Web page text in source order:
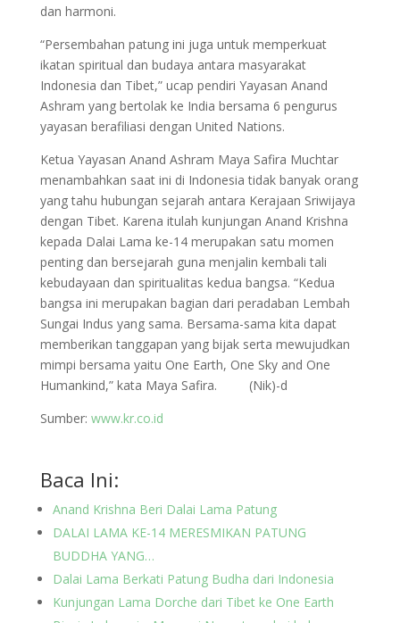
dan harmoni.
“Persembahan patung ini juga untuk memperkuat
ikatan spiritual dan budaya antara masyarakat
Indonesia dan Tibet,” ucap pendiri Yayasan Anand
Ashram yang bertolak ke India bersama 6 pengurus
yayasan berafiliasi dengan United Nations.
Ketua Yayasan Anand Ashram Maya Safira Muchtar
menambahkan saat ini di Indonesia tidak banyak orang
yang tahu hubungan sejarah antara Kerajaan Sriwijaya
dengan Tibet. Karena itulah kunjungan Anand Krishna
kepada Dalai Lama ke-14 merupakan satu momen
penting dan bersejarah guna menjalin kembali tali
kebudayaan dan spiritualitas kedua bangsa. “Kedua
bangsa ini merupakan bagian dari peradaban Lembah
Sungai Indus yang sama. Bersama-sama kita dapat
memberikan tanggapan yang bijak serta mewujudkan
mimpi bersama yaitu One Earth, One Sky and One
Humankind,” kata Maya Safira. (Nik)-d
Sumber: www.kr.co.id
Baca Ini:
Anand Krishna Beri Dalai Lama Patung
DALAI LAMA KE-14 MERESMIKAN PATUNG
BUDDHA YANG…
Dalai Lama Berkati Patung Budha dari Indonesia
Kunjungan Lama Dorche dari Tibet ke One Earth